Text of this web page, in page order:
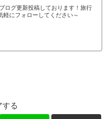
ログ更新投稿しております！旅行
軽にフォローしてください～
する